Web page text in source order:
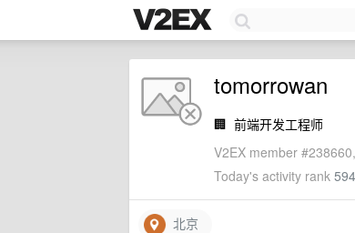
tomorrowan
🏢 前端开发工程师
V2EX member
Today's activity rank
北京